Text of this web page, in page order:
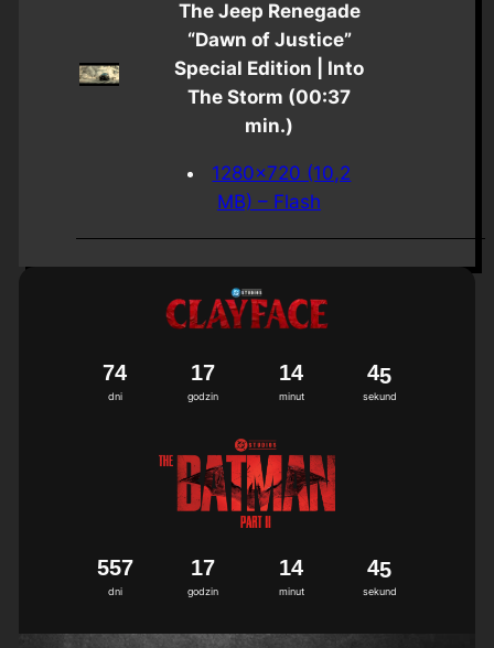
The Jeep Renegade
“Dawn of Justice”
Special Edition | Into
The Storm (00:37
min.)
1280×720 (10,2
MB) – Flash
dni
74
godzin
17
minut
14
sekund
44
dni
557
godzin
17
minut
14
sekund
44